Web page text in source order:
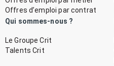
Offres d’emploi par contrat
Qui sommes-nous ?
Le Groupe Crit
Talents Crit